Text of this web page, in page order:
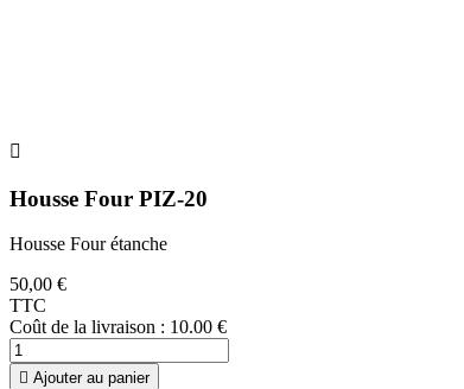

Housse Four PIZ-20
Housse Four étanche
50,00 €
TTC
Coût de la livraison : 10.00 €
 Ajouter au panier